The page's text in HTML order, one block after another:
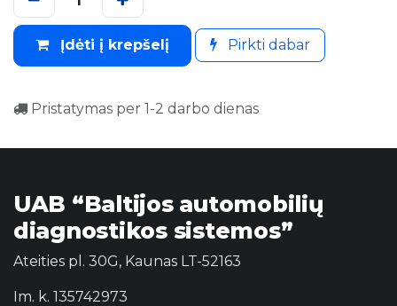
Įdėti į krepšelį Pirkti dabar
Pristatymas per 1-2 darbo dienas
UAB “Baltijos automobilių
diagnostikos sistemos”
Ateities pl. 30G, Kaunas LT-52163
Im. k. 135742973